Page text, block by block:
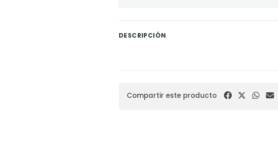
DESCRIPCIÓN
Compartir este producto